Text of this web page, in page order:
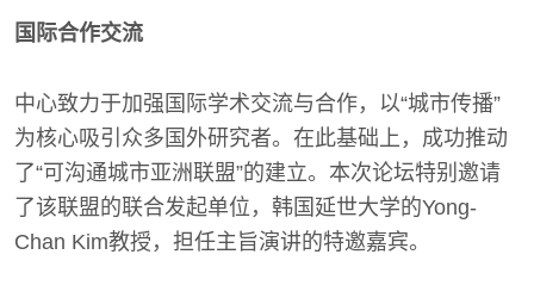
国际合作交流
中心致力于加强国际学术交流与合作，以“城市传播”
为核心吸引众多国外研究者。在此基础上，成功推动
了“可沟通城市亚洲联盟”的建立。本次论坛特别邀请
了该联盟的联合发起单位，韩国延世大学的Yong-
Chan Kim教授，担任主旨演讲的特邀嘉宾。